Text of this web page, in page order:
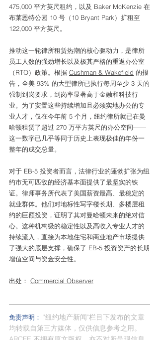
475,000 平方英尺租约，以及 Baker McKenzie 在
布莱恩特公园 10 号（10 Bryant Park）扩租至
122,000 平方英尺。
推动这一轮律所租赁热潮的核心驱动力，是律所
员工人数的强劲增长以及极其严格的重返办公室
（RTO）政策。根据 Cushman & Wakefield 的报
告，全美 93% 的大型律所已执行每周至少 3 天的
强制到岗要求，到岗率显著高于金融和科技行
业。为了安置这些持续增加且必须实地办公的专
业人才，仅在今年前 5 个月，纽约律所就已在曼
哈顿租赁了超过 270 万平方英尺的办公空间——
这一数字已几乎等同于历史上表现极佳的年份一
整年的成交总量。
对于 EB-5 投资者而言，法律行业的蓬勃扩张为纽
约市无可匹敌的经济基本面提供了最坚实的铁
证。律师事务所代表了美国薪资最高、最稳定的
就业群体。他们对地标性写字楼长期、多楼层租
约的巨额投资，证明了其对曼哈顿未来的绝对信
心。这种机构级的稳定性以及高收入专业人才的
持续流入，直接为本地住宅和商业地产市场提供
了强大的底层支撑，确保了 EB-5 投资资产的长期
增值空间与资金安全性。
出处： Commercial Observer
免责声明：
"纽约地产新闻"栏目下发布的文章
均转载自第三方媒体，仅供信息参考之用。